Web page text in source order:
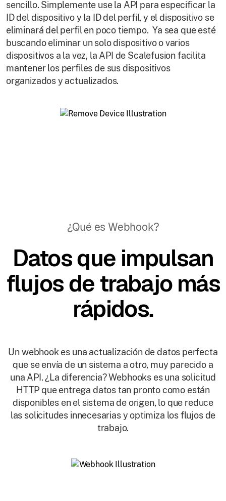
sencillo. Simplemente use la API para especificar la
ID del dispositivo y la ID del perfil, y el dispositivo se
eliminará del perfil en poco tiempo. Ya sea que esté
buscando eliminar un solo dispositivo o varios
dispositivos a la vez, la API de Scalefusion facilita
mantener los perfiles de sus dispositivos
organizados y actualizados.
¿Qué es Webhook?
Datos que impulsan
flujos de trabajo más
rápidos.
Un webhook es una actualización de datos perfecta
que se envía de un sistema a otro, muy parecido a
una API. ¿La diferencia? Webhooks es una solicitud
HTTP que entrega datos tan pronto como están
disponibles en el sistema de origen, lo que reduce
las solicitudes innecesarias y optimiza los flujos de
trabajo.